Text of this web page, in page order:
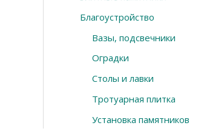
Благоустройство
Вазы, подсвечники
Оградки
Столы и лавки
Тротуарная плитка
Установка памятников